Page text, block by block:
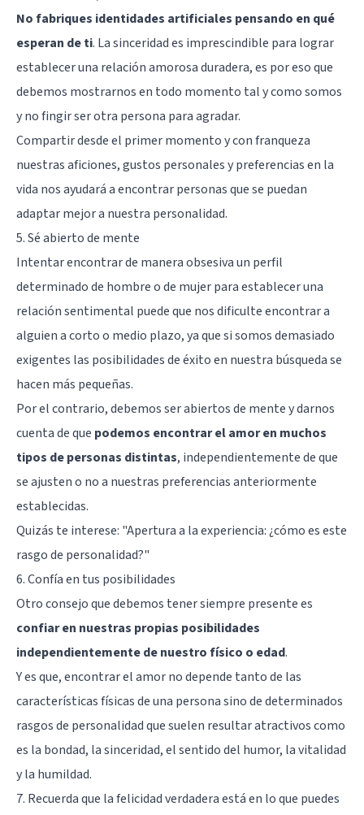
No fabriques identidades artificiales pensando en qué
esperan de ti. La sinceridad es imprescindible para lograr
establecer una relación amorosa duradera, es por eso que
debemos mostrarnos en todo momento tal y como somos
y no fingir ser otra persona para agradar.
Compartir desde el primer momento y con franqueza
nuestras aficiones, gustos personales y preferencias en la
vida nos ayudará a encontrar personas que se puedan
adaptar mejor a nuestra personalidad.
5. Sé abierto de mente
Intentar encontrar de manera obsesiva un perfil
determinado de hombre o de mujer para establecer una
relación sentimental puede que nos dificulte encontrar a
alguien a corto o medio plazo, ya que si somos demasiado
exigentes las posibilidades de éxito en nuestra búsqueda se
hacen más pequeñas.
Por el contrario, debemos ser abiertos de mente y darnos
cuenta de que podemos encontrar el amor en muchos
tipos de personas distintas, independientemente de que
se ajusten o no a nuestras preferencias anteriormente
establecidas.
Quizás te interese: "Apertura a la experiencia: ¿cómo es este
rasgo de personalidad?"
6. Confía en tus posibilidades
Otro consejo que debemos tener siempre presente es
confiar en nuestras propias posibilidades
independientemente de nuestro físico o edad.
Y es que, encontrar el amor no depende tanto de las
características físicas de una persona sino de determinados
rasgos de personalidad que suelen resultar atractivos como
es la bondad, la sinceridad, el sentido del humor, la vitalidad
y la humildad.
7. Recuerda que la felicidad verdadera está en lo que puedes